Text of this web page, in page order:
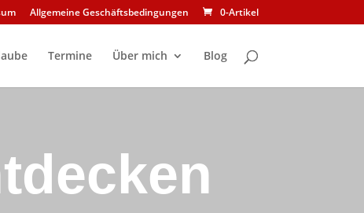
Allgemeine Geschäftsbedingungen 0-Artikel
Termine Über mich Blog